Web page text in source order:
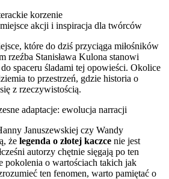
korzenie
akcji i inspiracja dla twórców
które do dziś przyciąga miłośników
rzeźba Stanisława Kulona stanowi
spaceru śladami tej opowieści. Okolice
to przestrzeń, gdzie historia o
z rzeczywistością.
adaptacje: ewolucja narracji
Januszewskiej czy Wandy
że legenda o złotej kaczce nie jest
autorzy chętnie sięgają po ten
pokolenia o wartościach takich jak
ten fenomen, warto pamiętać o